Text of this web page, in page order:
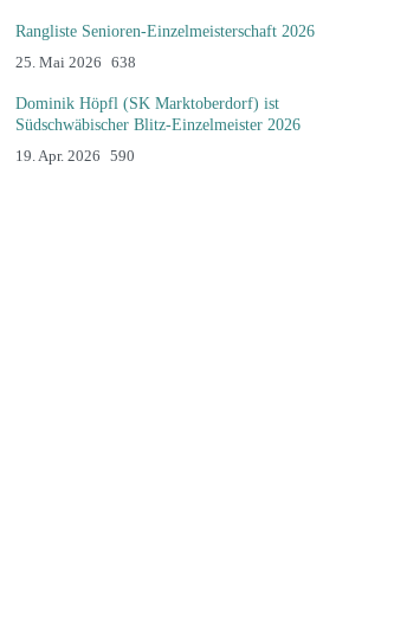
Rangliste Senioren-Einzelmeisterschaft 2026
Details
25. Mai 2026 638
Dominik Höpfl (SK Marktoberdorf) ist
Südschwäbischer Blitz-Einzelmeister 2026
Details
19. Apr. 2026 590